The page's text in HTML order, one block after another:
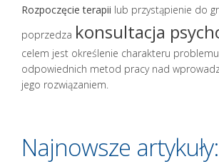
Rozpoczęcie terapii lub przystąpienie do
poprzedza konsultacja
celem jest określenie charakteru
odpowiednich metod pracy nad
jego rozwiązaniem.
Najnowsze artykuły: